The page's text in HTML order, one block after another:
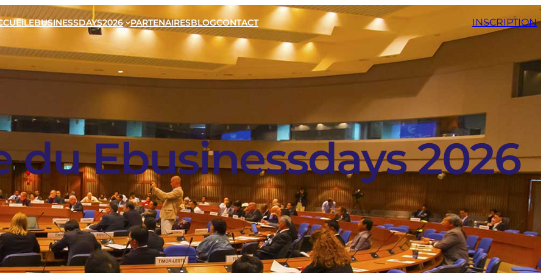
EBUSINESSDAYS2026 PARTENAIRESBLOGCONTACT INSCRIPTION
Ebusinessdays 2026